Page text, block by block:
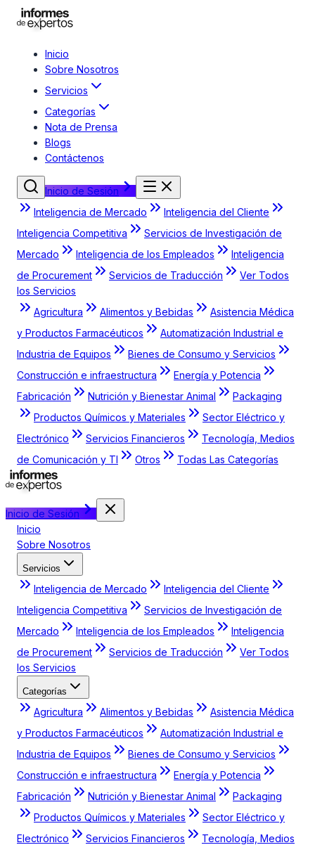
Inicio
Sobre Nosotros
Servicios
Categorías
Nota de Prensa
Blogs
Contáctenos
Inicio de Sesión
Inteligencia de Mercado
Inteligencia del Cliente
Inteligencia Competitiva
Servicios de Investigación de
Mercado
Inteligencia de los Empleados
Inteligencia
de Procurement
Servicios de Traducción
Ver Todos
los Servicios
Agricultura
Alimentos y Bebidas
Asistencia Médica
y Productos Farmacéuticos
Automatización Industrial e
Industria de Equipos
Bienes de Consumo y Servicios
Construcción e infraestructura
Energía y Potencia
Fabricación
Nutrición y Bienestar Animal
Packaging
Productos Químicos y Materiales
Sector Eléctrico y
Electrónico
Servicios Financieros
Tecnología, Medios
de Comunicación y TI
Otros Todas Las Categorías
Inicio de Sesión
Inicio
Sobre Nosotros
Servicios
Inteligencia de Mercado
Inteligencia del Cliente
Inteligencia Competitiva
Servicios de Investigación de
Mercado
Inteligencia de los Empleados
Inteligencia
de Procurement
Servicios de Traducción
Ver Todos
los Servicios
Categorías
Agricultura Alimentos y Bebidas
Asistencia Médica
y Productos Farmacéuticos
Automatización Industrial e
Industria de Equipos
Bienes de Consumo y Servicios
Construcción e infraestructura
Energía y Potencia
Fabricación
Nutrición y Bienestar Animal
Packaging
Productos Químicos y Materiales
Sector Eléctrico y
Electrónico
Servicios Financieros
Tecnología, Medios